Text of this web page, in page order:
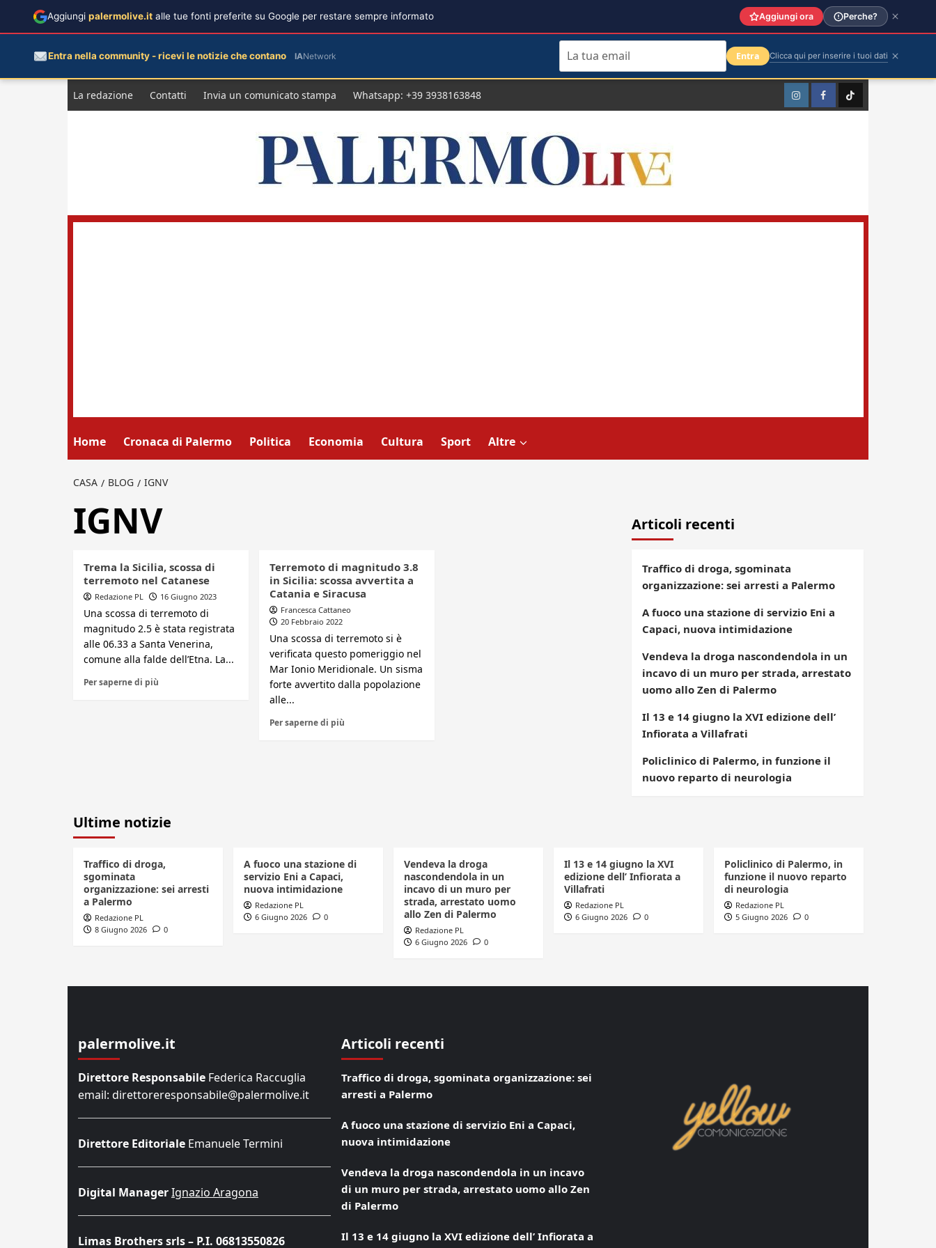
La redazione Contatti Invia un comunicato stampa Whatsapp: +39 3938163848 InstagramFacebookTikTok
Home Cronaca di Palermo Politica Economia Cultura Sport Altre
CASA BLOG IGNV
IGNV
Trema la Sicilia, scossa di
terremoto nel Catanese
Redazione PL 16 Giugno 2023
Una scossa di terremoto di
magnitudo 2.5 è stata registrata
alle 06.33 a Santa Venerina,
comune alla falde dell’Etna. La...
Per saperne di più
Terremoto di magnitudo 3.8
in Sicilia: scossa avvertita a
Catania e Siracusa
Francesca Cattaneo
20 Febbraio 2022
Una scossa di terremoto si è
verificata questo pomeriggio nel
Mar Ionio Meridionale. Un sisma
forte avvertito dalla popolazione
alle...
Per saperne di più
Articoli recenti
Traffico di droga, sgominata
organizzazione: sei arresti a Palermo
A fuoco una stazione di servizio Eni a
Capaci, nuova intimidazione
Vendeva la droga nascondendola in un
incavo di un muro per strada, arrestato
uomo allo Zen di Palermo
Il 13 e 14 giugno la XVI edizione dell’
Infiorata a Villafrati
Policlinico di Palermo, in funzione il
nuovo reparto di neurologia
Ultime notizie
Traffico di droga,
sgominata
organizzazione: sei arresti
a Palermo
Redazione PL
8 Giugno 2026
0
A fuoco una stazione di
servizio Eni a Capaci,
nuova intimidazione
Redazione PL
6 Giugno 2026
0
Vendeva la droga
nascondendola in un
incavo di un muro per
strada, arrestato uomo
allo Zen di Palermo
Redazione PL
6 Giugno 2026
0
Il 13 e 14 giugno la XVI
edizione dell’ Infiorata a
Villafrati
Redazione PL
6 Giugno 2026
0
Policlinico di Palermo, in
funzione il nuovo reparto
di neurologia
Redazione PL
5 Giugno 2026
0
palermolive.it
Direttore Responsabile Federica Raccuglia
email: direttoreresponsabile@palermolive.it
Direttore Editoriale Emanuele Termini
Digital ManagerIgnazio Aragona
Limas Brothers srls – P.I. 06813550826
Articoli recenti
Traffico di droga, sgominata organizzazione: sei
arresti a Palermo
A fuoco una stazione di servizio Eni a Capaci,
nuova intimidazione
Vendeva la droga nascondendola in un incavo
di un muro per strada, arrestato uomo allo Zen
di Palermo
Il 13 e 14 giugno la XVI edizione dell’ Infiorata a
Aggiungi palermolive.it alle tue fonti preferite su Google per restare sempre informato Aggiungi ora Perche?
Entra nella community - ricevi le notizie che contano IANetwork Entra Clicca qui per inserire i tuoi dati